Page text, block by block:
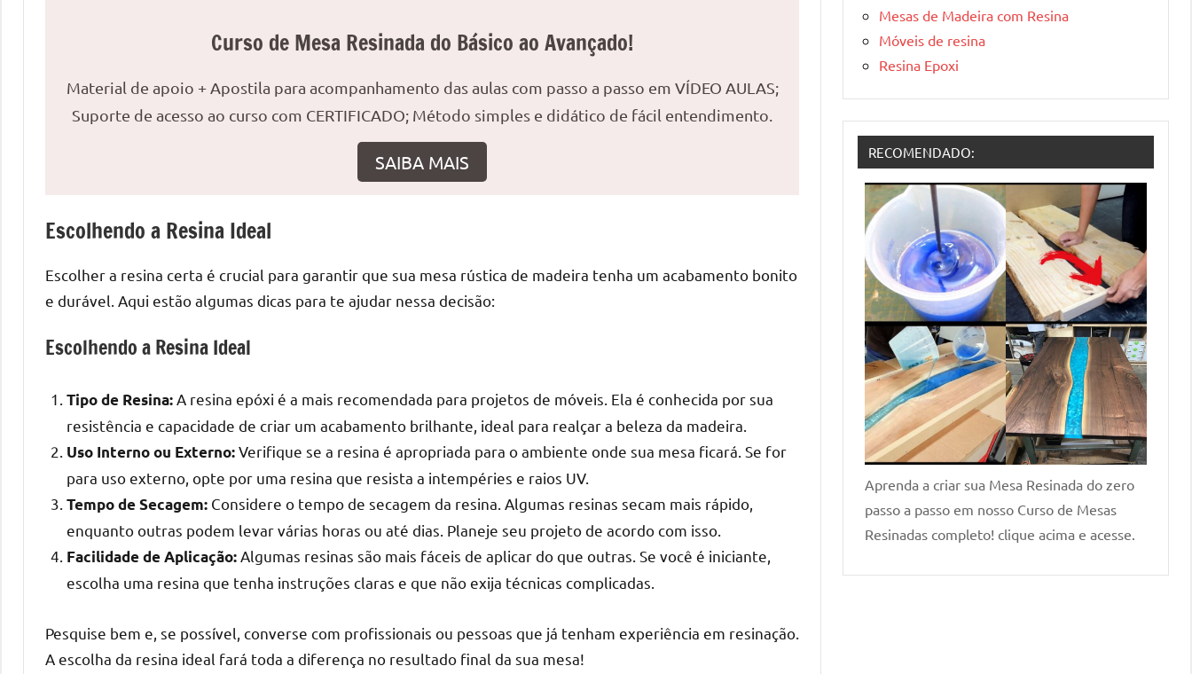
reuniões
uma
mesa
você
encontrará
para
transformar
seu
ambiente
com
peças
únicas.
focado
em
Curso de Mesa Resinada do Básico ao Avançado!
Material de apoio + Apostila para acompanhamento das aulas com passo a passo em VÍDEO AULAS;
Suporte de acesso ao curso com CERTIFICADO; Método simples e didático de fácil entendimento.
SAIBA MAIS
Escolhendo a Resina Ideal
Escolher a resina certa é crucial para garantir que sua mesa rústica de madeira tenha um acabamento bonito
e durável. Aqui estão algumas dicas para te ajudar nessa decisão:
Escolhendo a Resina Ideal
Tipo de Resina: A resina epóxi é a mais recomendada para projetos de móveis. Ela é conhecida por sua
resistência e capacidade de criar um acabamento brilhante, ideal para realçar a beleza da madeira.
Uso Interno ou Externo:Verifique se a resina é apropriada para o ambiente onde sua mesa ficará. Se for
para uso externo, opte por uma resina que resista a intempéries e raios UV.
Tempo de Secagem: Considere o tempo de secagem da resina. Algumas resinas secam mais rápido,
enquanto outras podem levar várias horas ou até dias. Planeje seu projeto de acordo com isso.
Facilidade de Aplicação: Algumas resinas são mais fáceis de aplicar do que outras. Se você é iniciante,
escolha uma resina que tenha instruções claras e que não exija técnicas complicadas.
Pesquise bem e, se possível, converse com profissionais ou pessoas que já tenham experiência em resinação.
A escolha da resina ideal fará toda a diferença no resultado final da sua mesa!
Mesas de Madeira com Resina
Móveis de resina
Resina Epoxi
RECOMENDADO:
Aprenda a criar sua Mesa Resinada do zero
passo a passo em nosso Curso de Mesas
Resinadas completo! clique acima e acesse.